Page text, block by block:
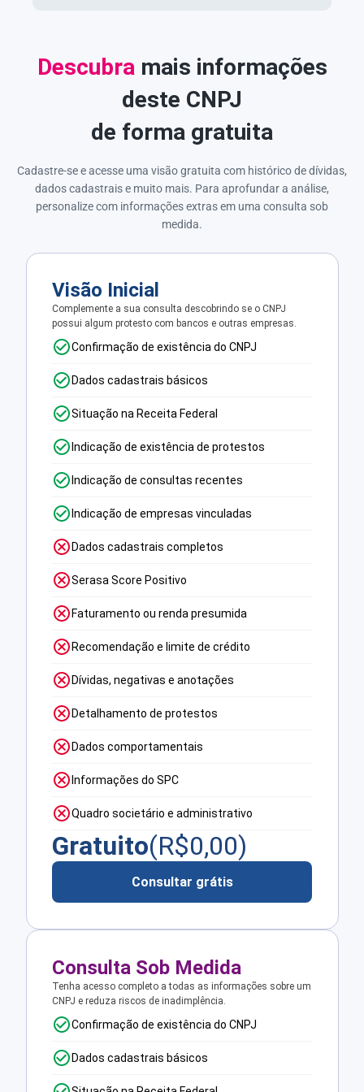
Descubra mais informações
deste CNPJ
de forma gratuita
Cadastre-se e acesse uma visão gratuita com histórico de dívidas,
dados cadastrais e muito mais. Para aprofundar a análise,
personalize com informações extras em uma consulta sob
medida.
Visão Inicial
Complemente a sua consulta descobrindo se o CNPJ
possui algum protesto com bancos e outras empresas.
Confirmação de existência do CNPJ
Dados cadastrais básicos
Situação na Receita Federal
Indicação de existência de protestos
Indicação de consultas recentes
Indicação de empresas vinculadas
Dados cadastrais completos
Serasa Score Positivo
Faturamento ou renda presumida
Recomendação e limite de crédito
Dívidas, negativas e anotações
Detalhamento de protestos
Dados comportamentais
Informações do SPC
Quadro societário e administrativo
Gratuito(R$0,00)
Consultar grátis
Consulta Sob Medida
Tenha acesso completo a todas as informações sobre um
CNPJ e reduza riscos de inadimplência.
Confirmação de existência do CNPJ
Dados cadastrais básicos